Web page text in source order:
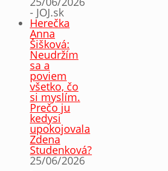
- JOJ.sk
Herečka
Anna
Šišková:
Neudržím
sa a
poviem
všetko, čo
si myslím.
Prečo ju
kedysi
upokojovala
Zdena
Studenková?
25/06/2026